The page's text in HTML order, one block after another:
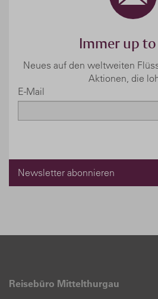
Immer up
Neues auf den weltweiten
Aktionen, die
E-Mail
Newsletter abonnieren
Reisebüro Mittelthurgau